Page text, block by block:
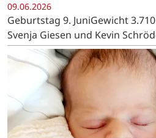
09.06.2026
Geburtstag 9. JuniGewicht
Svenja Giesen und Kevin